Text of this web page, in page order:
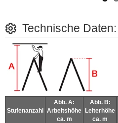
Technische Daten:
Stufenanzahl
Abb. A:
Arbeitshöhe
ca. m
Abb. B:
Leiterhöhe
ca. m